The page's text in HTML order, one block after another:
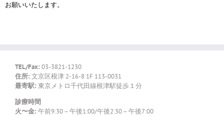
お願いいたします。
TEL/Fax: 03-3821-1230
住所: 文京区根津 2-16-8 1F 113-0031
最寄駅: 東京メトロ千代田線根津駅徒歩１分
診療時間
火〜金: 午前9:30 – 午後1:00/午後2:30 – 午後7:00